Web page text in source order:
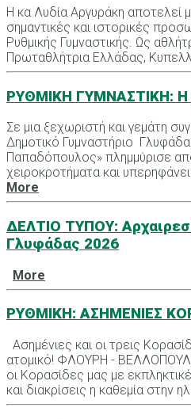
Η κα Λυδία Αργυράκη αποτελεί
σημαντικές και ιστορικές
Ρυθμικής Γυμναστικής. Ως
Πρωταθλήτρια Ελλάδας,
ΡΥΘΜΙΚΗ ΓΥΜΝΑΣΤΙΚΗ: Η
Σε μια ξεχωριστή και γεμάτη
Δημοτικό Γυμναστήριο
Παπαδόπουλος» πλημμύρισε
χειροκροτήματα και
More
ΔΕΛΤΙΟ ΤΥΠΟΥ:
Γλυφάδας 2026
More
ΡΥΘΜΙΚΗ: ΑΣΗΜΕΝΙΕΣ
Ασημένιες και οι τρεις
ατομικό! ΦΛΟΥΡΗ -
οι Κορασίδες μας με
και διακρίσεις η καθεμία στην